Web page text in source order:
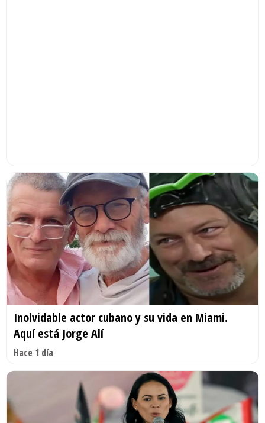
Inolvidable actor cubano y su vida en Miami.
Aquí está Jorge Alí
Hace 1 día